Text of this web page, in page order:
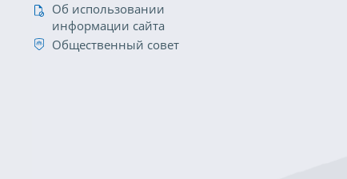
Об использовании
информации сайта
Общественный совет